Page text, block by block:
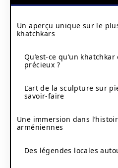
Un aperçu unique sur le
khatchkars
Qu’est-ce qu’un
précieux ?
L’art de la sculpture sur
savoir-faire
Une immersion dans
arméniennes
Des légendes locales